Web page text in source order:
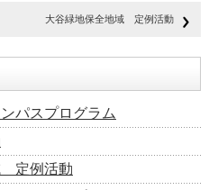
大谷緑地保全地域 定例活動
パスプログラム
定例活動